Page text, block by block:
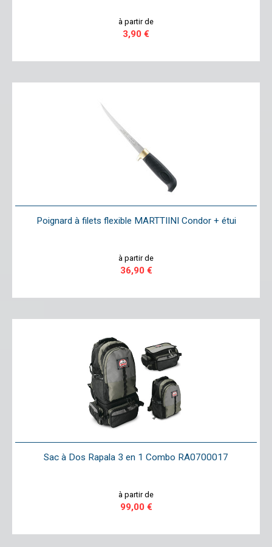
à partir de
3,90 €
Poignard à filets flexible MARTTIINI Condor + étui
à partir de
36,90 €
Sac à Dos Rapala 3 en 1 Combo RA0700017
à partir de
99,00 €